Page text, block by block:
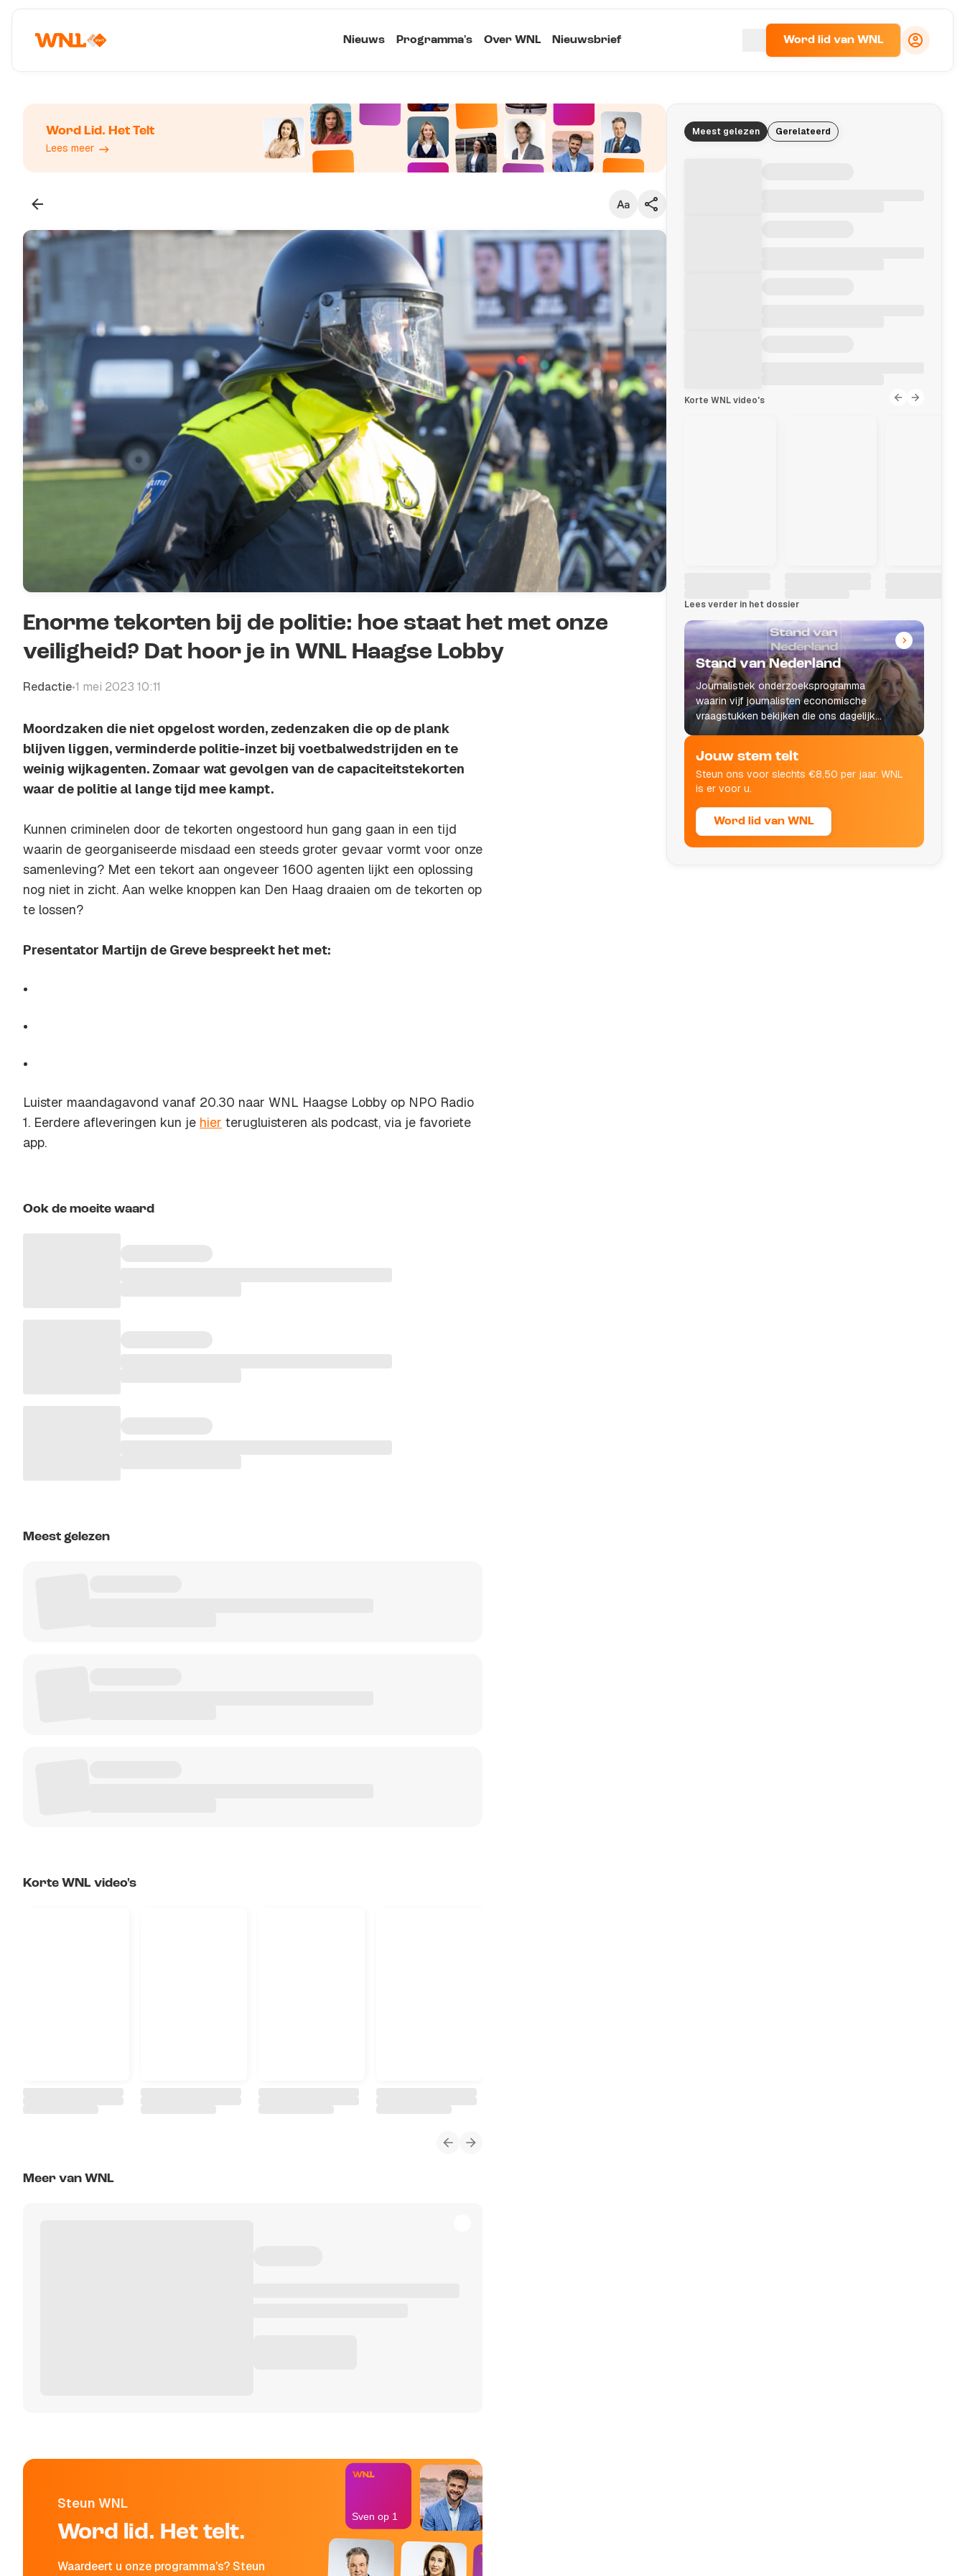
Nieuws Programma's Over WNL Nieuwsbrief Word lid van WNL
Word Lid. Het Telt
Lees meer
Standaard
Groot
Kopieer link
Enorme tekorten bij de politie: hoe staat het met onze
veiligheid? Dat hoor je in WNL Haagse Lobby
Redactie•1 mei 2023 10:11
Moordzaken die niet opgelost worden, zedenzaken die op de plank
blijven liggen, verminderde politie-inzet bij voetbalwedstrijden en te
weinig wijkagenten. Zomaar wat gevolgen van de capaciteitstekorten
waar de politie al lange tijd mee kampt.
Kunnen criminelen door de tekorten ongestoord hun gang gaan in een tijd
waarin de georganiseerde misdaad een steeds groter gevaar vormt voor onze
samenleving? Met een tekort aan ongeveer 1600 agenten lijkt een oplossing
nog niet in zicht. Aan welke knoppen kan Den Haag draaien om de tekorten op
te lossen?
Presentator Martijn de Greve bespreekt het met:
Luister maandagavond vanaf 20.30 naar WNL Haagse Lobby op NPO Radio
1. Eerdere afleveringen kun je hier terugluisteren als podcast, via je favoriete
app.
Ook de moeite waard
Meest gelezen
Korte WNL video's
Meer van WNL
Steun WNL
Word lid. Het telt.
Waardeert u onze programma's? Steun
Sven op 1
Meest gelezen Gerelateerd
Korte WNL video's
Lees verder in het dossier
Stand van Nederland
Journalistiek onderzoeksprogramma
waarin vijf journalisten economische
vraagstukken bekijken die ons dagelijks
leven raken.
Jouw stem telt
Steun ons voor slechts €8,50 per jaar. WNL
is er voor u.
Word lid van WNL